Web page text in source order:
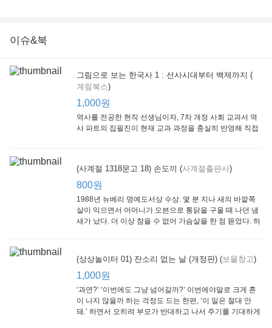
Little, Brown
1,000원
큰솔(토토북)
동아일보사
이슈&북
그림으로 보는 한국사 1 : 선사시대부터 백제까지 (
계림북스)
1,000원
역사를 전공한 현직 선생님이자, 7차 개정 사회 교과서 역
사 파트의 집필진이 현재 교과 과정을 충실히 반영해 직접
(사계절 1318문고 18) 손도끼 (사계절출판사)
800원
1988년 뉴베리 명예도서상 수상. 몇 분 지나 새의 바깥쪽
살이 익으면서 어머니가 오븐으로 통닭을 구울 때 나던 냄
새가 났다. 더 이상 참을 수 없어 가슴살을 한 점 뜯었다. 하
(상상놀이터 01) 잔소리 없는 날 (개정판) (보물창고)
1,000원
‘과연?’ ‘이번에도 그냥 넘어갈까?’ 이번에야말로 크게 혼
이 나지 않을까 하는 걱정도 드는 한편, ‘이 일은 절대 안
돼.’ 하면서 오히려 부모가 반대하고 나서 주기를 기대하게